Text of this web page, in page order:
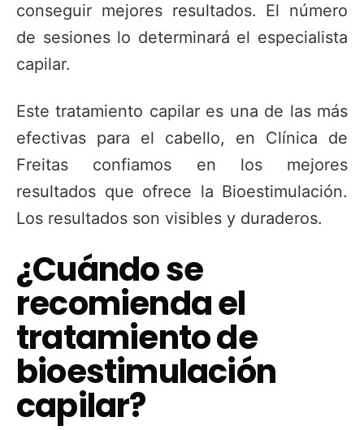
conseguir mejores resultados. El número
de sesiones lo determinará el especialista
capilar.
Este tratamiento capilar es una de las más
efectivas para el cabello, en Clínica de
Freitas confiamos en los mejores
resultados que ofrece la Bioestimulación.
Los resultados son visibles y duraderos.
¿Cuándo se
recomienda el
tratamiento de
bioestimulación
capilar?